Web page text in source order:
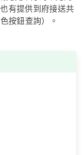
有提供到府接送共
按鈕查詢）。